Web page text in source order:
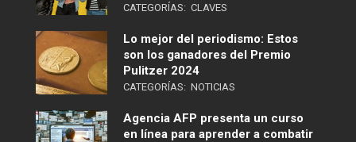
CATEGORÍAS: CLAVES
Lo mejor del periodismo: Estos
son los ganadores del Premio
Pulitzer 2024
CATEGORÍAS: NOTICIAS
Agencia AFP presenta un curso
en línea para aprender a combatir